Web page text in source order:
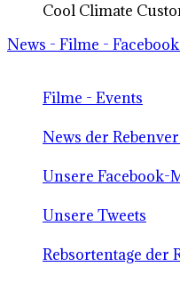
Cool Climate
News - Filme -
Filme - Events
News der
Unsere Facebook-
Unsere Tweets
Rebsortentage der